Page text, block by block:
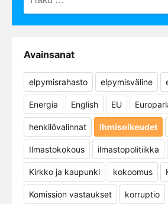
Avainsanat
elpymisrahasto elpymisväline
Energia English EU
henkilövalinnat Ihmisoikeudet
Ilmastokokous ilmastopolitiikka
Kirkko ja kaupunki kokoomus
Komission vastaukset korruptio